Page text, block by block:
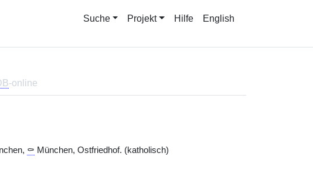
Suche Projekt Hilfe English
-online
⚰ München, Ostfriedhof. (katholisch)